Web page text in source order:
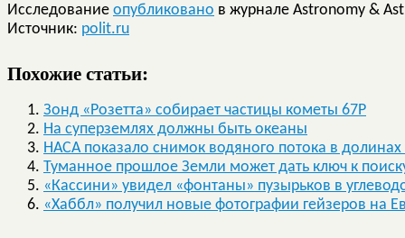
Исследование опубликовано в журнале Astronomy &
Источник: polit.ru
Похожие статьи:
Зонд «Розетта» собирает частицы кометы 67P
На суперземлях должны быть океаны
НАСА показало снимок водяного потока в
Туманное прошлое Земли может дать ключ к
«Кассини» увидел «фонтаны» пузырьков в
«Хаббл» получил новые фотографии гейзеров на